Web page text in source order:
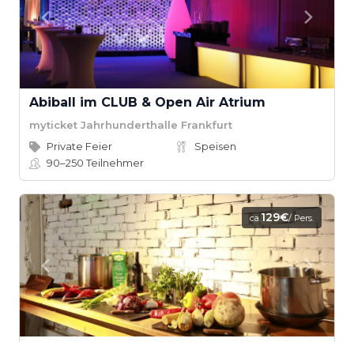
Abiball im CLUB & Open Air Atrium
myticket Jahrhunderthalle Frankfurt
Private Feier
Speisen
90–250Teilnehmer
ca.129€/ Pers.